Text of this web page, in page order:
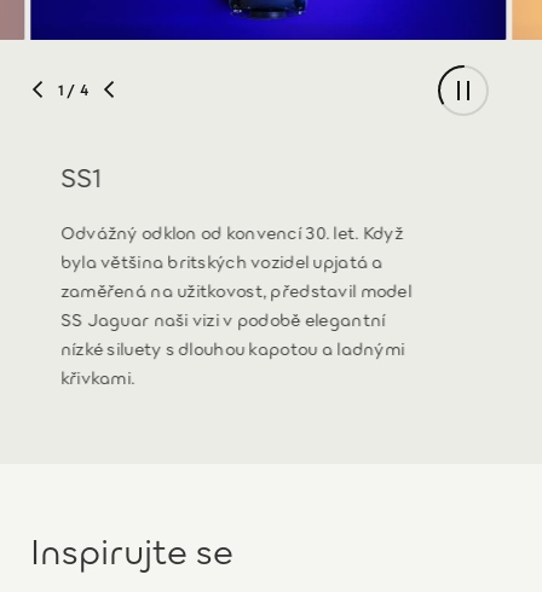
1 / 4
SS1
Odvážný odklon od konvencí 30. let. Když
byla většina britských vozidel upjatá a
zaměřená na užitkovost, představil model
SS Jaguar naši vizi v podobě elegantní
nízké siluety s dlouhou kapotou a ladnými
křivkami.
Inspirujte se